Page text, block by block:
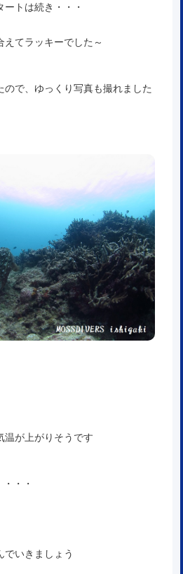
トは続き・・・
えてラッキーでした～
ので、ゆっくり写真も撮れました
温が上がりそうです
・・
でいきましょう